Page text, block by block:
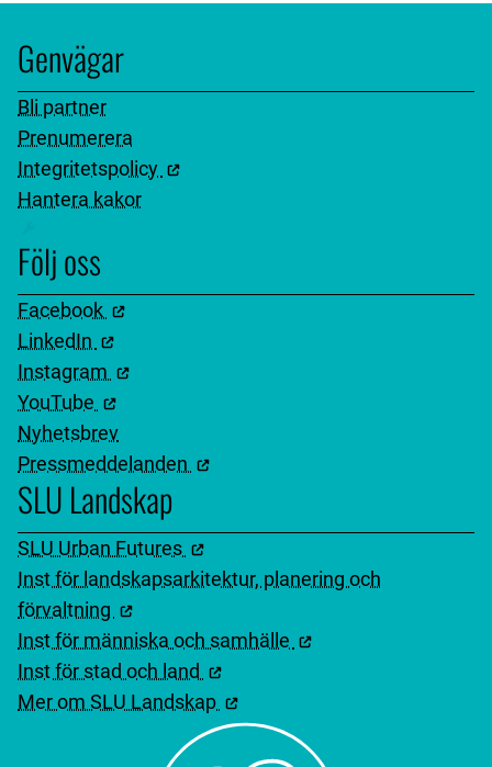
Genvägar
Bli partner
Prenumerera
Integritetspolicy
Hantera kakor
Följ oss
Facebook
LinkedIn
Instagram
YouTube
Nyhetsbrev
Pressmeddelanden
SLU Landskap
SLU Urban Futures
Inst för landskapsarkitektur, planering och
förvaltning
Inst för människa och samhälle
Inst för stad och land
Mer om SLU Landskap